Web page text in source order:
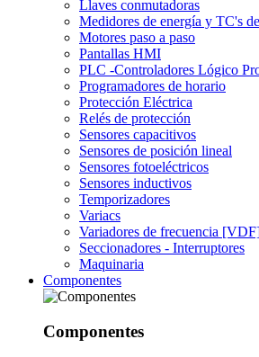
Llaves conmutadoras
Medidores de energía y TC's
Motores paso a paso
Pantallas HMI
PLC -Controladores Lógico
Programadores de horario
Protección Eléctrica
Relés de protección
Sensores capacitivos
Sensores de posición lineal
Sensores fotoeléctricos
Sensores inductivos
Temporizadores
Variacs
Variadores de frecuencia
Seccionadores - Interruptores
Maquinaria
Componentes
Componentes